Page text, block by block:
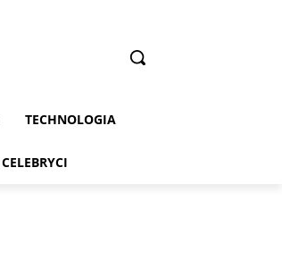
TECHNOLOGIA
CELEBRYCI